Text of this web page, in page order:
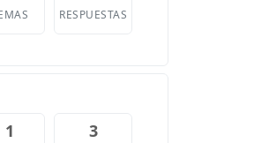
RESPUESTAS
1 3